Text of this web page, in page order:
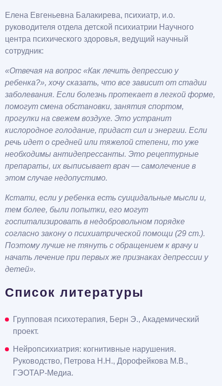
Елена Евгеньевна Балакирева, психиатр, и.о.
руководителя отдела детской психиатрии Научного
центра психического здоровья, ведущий научный
сотрудник:
«Отвечая на вопрос «Как лечить депрессию у
ребенка?», хочу сказать, что все зависит от стадии
заболевания. Если болезнь протекает в легкой форме,
помогут смена обстановки, занятия спортом,
прогулки на свежем воздухе. Это устранит
кислородное голодание, придаст сил и энергии. Если
речь идет о средней или тяжелой степени, то уже
необходимы антидепрессанты. Это рецептурные
препараты, их выписывает врач — самолечение в
этом случае недопустимо.
Кстати, если у ребенка есть суицидальные мысли и,
тем более, были попытки, его могут
госпитализировать в недобровольном порядке
согласно закону о психиатрической помощи (29 ст.).
Поэтому лучше не тянуть с обращением к врачу и
начать лечение при первых же признаках депрессии у
детей».
Список литературы
Групповая психотерапия, Берн Э., Академический
проект.
Нейропсихиатрия: когнитивные нарушения.
Руководство, Петрова Н.Н., Дорофейкова М.В.,
ГЭОТАР-Медиа.